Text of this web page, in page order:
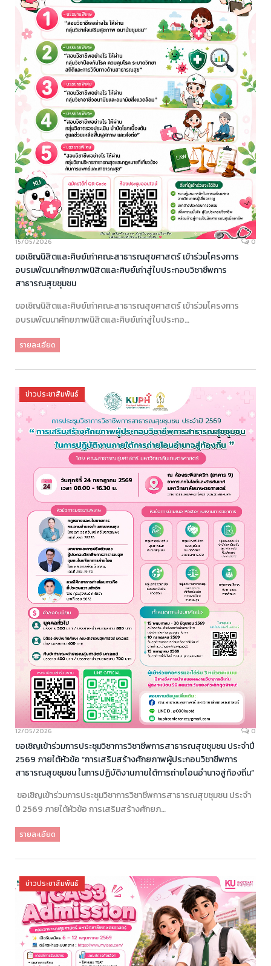
15/05/2026 0
ขอเชิญนิสิตและศิษย์เก่าคณะสาธารณสุขศาสตร์ เข้าร่วมโครงการ
อบรมพัฒนาศักยภาพนิสิตและศิษย์เก่าสู่ใบประกอบวิชาชีพการ
สาธารณสุขชุมชน
ขอเชิญนิสิตและศิษย์เก่าคณะสาธารณสุขศาสตร์ เข้าร่วมโครงการ
อบรมพัฒนาศักยภาพนิสิตและศิษย์เก่าสู่ใบประกอ…
รายละเอียด
ข่าวประชาสัมพันธ์
12/05/2026 0
ขอเชิญเข้าร่วมการประชุมวิชาการวิชาชีพการสาธารณสุขชุมชน ประจำปี
2569 ภายใต้หัวข้อ “การเสริมสร้างศักยภาพผู้ประกอบวิชาชีพการ
สาธารณสุขชุมชน ในการปฏิบัติงานภายใต้การถ่ายโอนอำนาจสู่ท้องถิ่น”
ขอเชิญเข้าร่วมการประชุมวิชาการวิชาชีพการสาธารณสุขชุมชน ประจำ
ปี 2569 ภายใต้หัวข้อ การเสริมสร้างศักยภ…
รายละเอียด
ข่าวประชาสัมพันธ์